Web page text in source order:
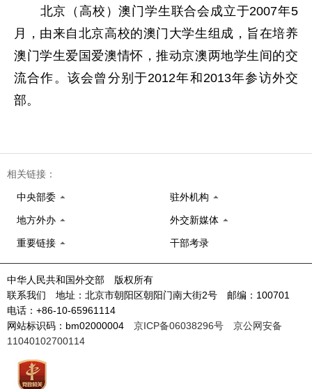
北京（高校）澳门学生联合会成立于2007年5
月，由来自北京高校的澳门大学生组成，旨在培养
澳门学生爱国爱澳情怀，推动京澳两地学生间的交
流合作。该会曾分别于2012年和2013年参访外交
部。
相关链接：
中央部委 驻外机构
地方外办 外交新媒体
重要链接 干部考录
中华人民共和国外交部 版权所有
联系我们 地址：北京市朝阳区朝阳门南大街2号 邮编：100701
电话：+86-10-65961114
网站标识码：bm02000004 京ICP备06038296号
京公网安备
11040102700114